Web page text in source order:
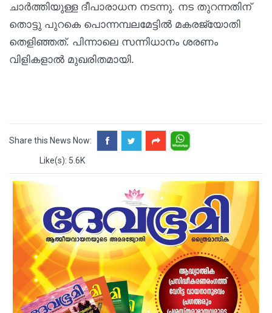
ചാര്‍ത്തിയുള്ള ദീപാരാധന നടന്നു. നട തുറന്നതിന്
തൊട്ടു പുറകെ പൊന്നമ്പലമേട്ടില്‍ മകരജ്യോതി
തെളിഞ്ഞത്. പിന്നാലെ സന്നിധാനം ശരണം
വിളികളാല്‍ മുഖരിതമായി.
Share this News Now:
Like(s): 5.6K